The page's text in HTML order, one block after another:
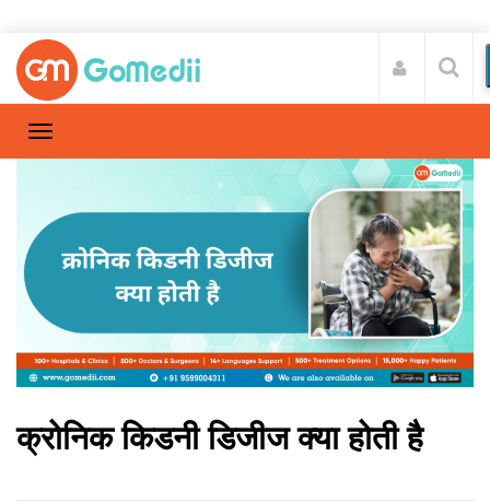
क्रोनिक किडनी डिजीज क्या होती है